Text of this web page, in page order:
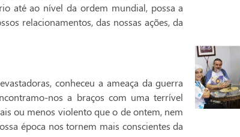
até ao nível da ordem mundial, possa a
relacionamentos, das nossas ações, da
conheceu a ameaça da guerra
nos a braços com uma terrível
ou menos violento que o de ontem, nem
época nos tornem mais conscientes da